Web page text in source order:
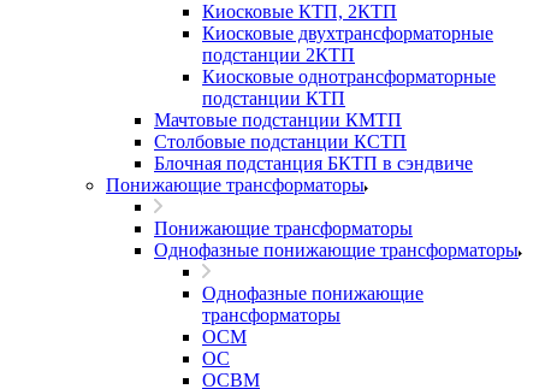
Киосковые КТП, 2КТП
Киосковые двухтрансформаторные
подстанции 2КТП
Киосковые однотрансформаторные
подстанции КТП
Мачтовые подстанции КМТП
Столбовые подстанции КСТП
Блочная подстанция БКТП в сэндвиче
Понижающие трансформаторы
Понижающие трансформаторы
Однофазные понижающие трансформаторы
Однофазные понижающие
трансформаторы
ОСМ
ОС
ОСВМ